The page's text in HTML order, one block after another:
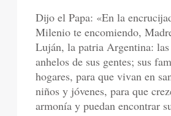
Dijo el Papa: «En la
Milenio te encomiendo,
Luján, la patria Argentina: las
anhelos de sus gentes; sus
hogares, para que vivan en
niños y jóvenes, para que
armonía y puedan encontrar